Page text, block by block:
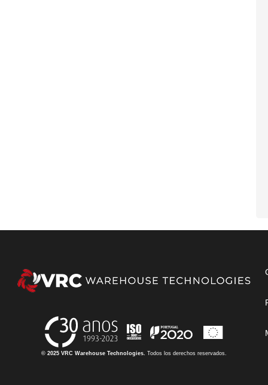
© 2025 VRC Warehouse Technologies. Todos los derechos reservados.